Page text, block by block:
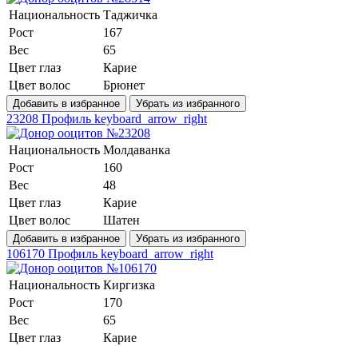
Национальность Таджичка
Рост
167
Вес
65
Цвет глаз
Карие
Цвет волос
Брюнет
Добавить в избранное Убрать из избранного
23208 Профиль keyboard_arrow_right
Национальность Молдаванка
Рост
160
Вес
48
Цвет глаз
Карие
Цвет волос
Шатен
Добавить в избранное Убрать из избранного
106170 Профиль keyboard_arrow_right
Национальность Киргизка
Рост
170
Вес
65
Цвет глаз
Карие